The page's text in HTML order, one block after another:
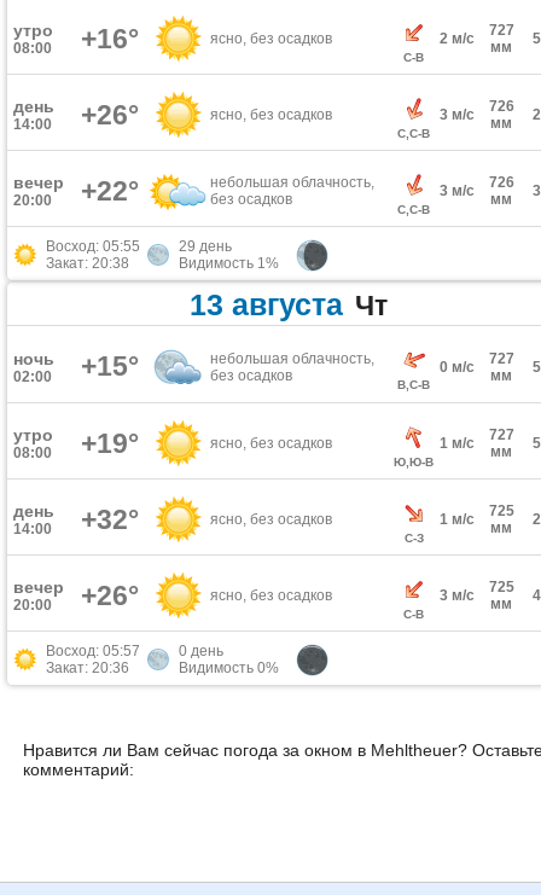
утро
08:00 +16° ясно, без осадков
С-В
2 м/с
727
мм
день
14:00 +26° ясно, без осадков
С,С-В
3 м/с
726
мм
вечер
20:00 +22°
небольшая облачность,
без осадков
С,С-В
3 м/с
726
мм
Восход: 05:55
Закат: 20:38
29 день
Видимость 1%
13 августа Чт
ночь
02:00 +15°
небольшая облачность,
без осадков
В,С-В
0 м/с
727
мм
утро
08:00 +19° ясно, без осадков
Ю,Ю-В
1 м/с
727
мм
день
14:00 +32° ясно, без осадков
С-З
1 м/с
725
мм
вечер
20:00 +26° ясно, без осадков
С-В
3 м/с
725
мм
Восход: 05:57
Закат: 20:36
0 день
Видимость 0%
Нравится ли Вам сейчас погода за окном в Mehltheuer?
комментарий: